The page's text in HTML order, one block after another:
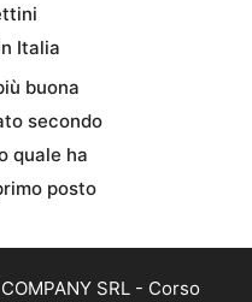
Italia
buona
secondo
quale ha
posto
SRL - Corso